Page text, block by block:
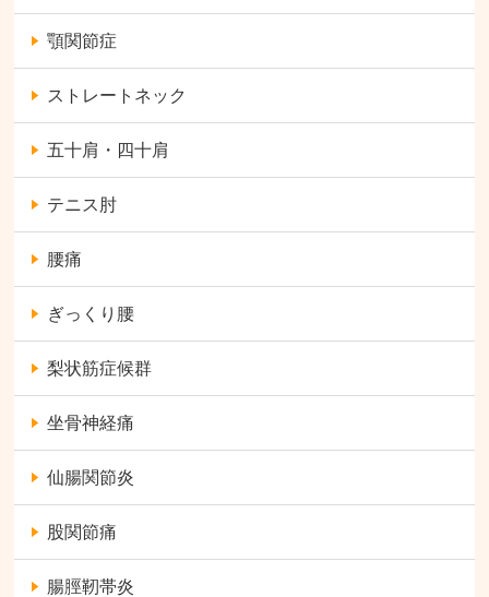
顎関節症
ストレートネック
五十肩・四十肩
テニス肘
腰痛
ぎっくり腰
梨状筋症候群
坐骨神経痛
仙腸関節炎
股関節痛
腸脛靭帯炎